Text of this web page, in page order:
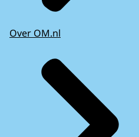
Over OM.nl